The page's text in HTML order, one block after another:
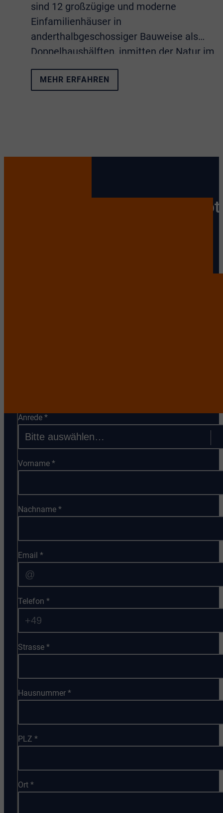
sind 12 großzügige und moderne
Einfamilienhäuser in
anderthalbgeschossiger Bauweise als
Doppelhaushälften, inmitten der Natur im
Süden des Bergischen Landes in
Ruppichteroth.
MEHR ERFAHREN
Immobilien in
Anrede *
Vorname *
Nachname *
Email *
Telefon *
Strasse *
Hausnummer *
PLZ *
Ort *